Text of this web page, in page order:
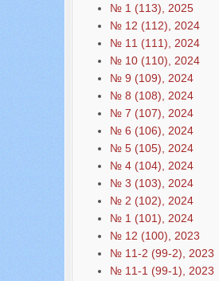
№ 1 (113), 2025
№ 12 (112), 2024
№ 11 (111), 2024
№ 10 (110), 2024
№ 9 (109), 2024
№ 8 (108), 2024
№ 7 (107), 2024
№ 6 (106), 2024
№ 5 (105), 2024
№ 4 (104), 2024
№ 3 (103), 2024
№ 2 (102), 2024
№ 1 (101), 2024
№ 12 (100), 2023
№ 11-2 (99-2), 2023
№ 11-1 (99-1), 2023